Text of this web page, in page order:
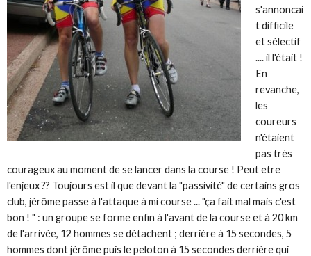
s'annoncai
t difficile
et sélectif
.... il l'était !
En
revanche,
les
coureurs
n'étaient
pas très
courageux au moment de se lancer dans la course ! Peut etre
l'enjeux ?? Toujours est il que devant la "passivité" de certains gros
club, jérôme passe à l'attaque à mi course ... "ça fait mal mais c'est
bon ! " : un groupe se forme enfin à l'avant de la course et à 20 km
de l'arrivée, 12 hommes se détachent ; derrière à 15 secondes, 5
hommes dont jérôme puis le peloton à 15 secondes derrière qui